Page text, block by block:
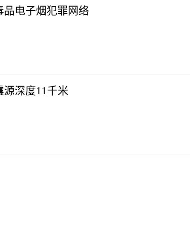
电子烟犯罪网络
源深度11千米